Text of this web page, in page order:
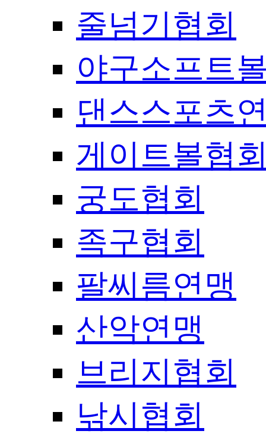
줄넘기협회
야구소프트
댄스스포츠
게이트볼협
궁도협회
족구협회
팔씨름연맹
산악연맹
브리지협회
낚시협회